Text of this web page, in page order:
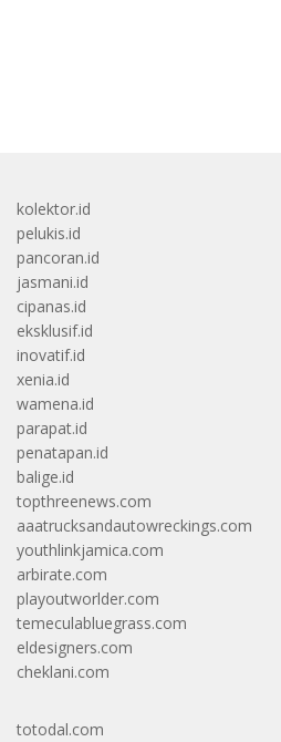
kolektor.id
pelukis.id
pancoran.id
jasmani.id
cipanas.id
eksklusif.id
inovatif.id
xenia.id
wamena.id
parapat.id
penatapan.id
balige.id
topthreenews.com
aaatrucksandautowreckings.com
youthlinkjamica.com
arbirate.com
playoutworlder.com
temeculabluegrass.com
eldesigners.com
cheklani.com
totodal.com